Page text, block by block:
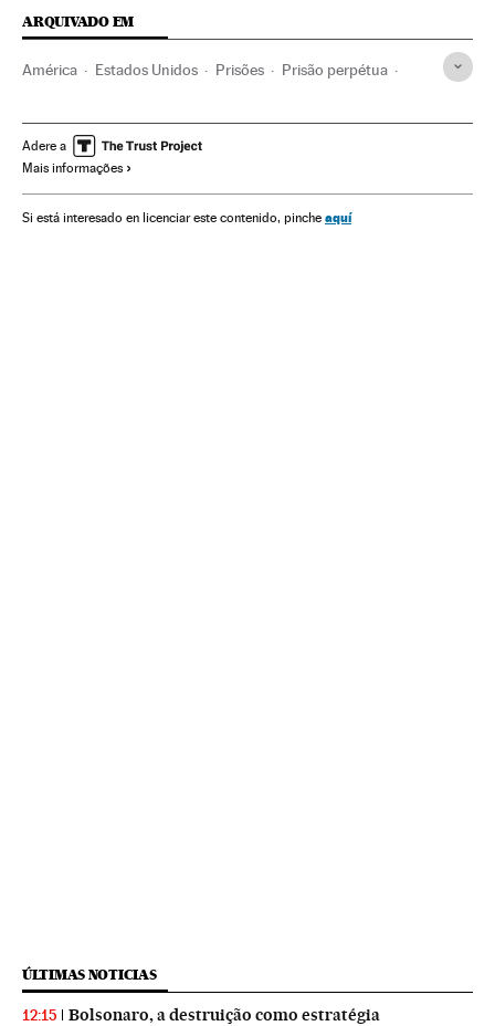
ARQUIVADO EM
América Estados Unidos Prisões Prisão perpétua
Adere a
Mais informações
Si está interesado en licenciar este contenido, pinche aquí
ÚLTIMAS NOTICIAS
12:15 Bolsonaro, a destruição como estratégia